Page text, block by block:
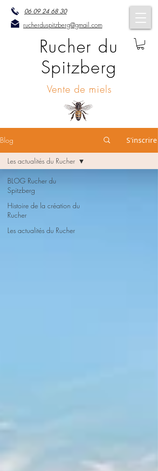
06 09 24 68 30
Rucher du
Spitzberg
rucherduspitzberg@gmail.com
Vente de miels
Blog S'inscrire
BLOG Rucher du
Spitzberg
Histoire de la création du
Rucher
Les actualités du Rucher
Les actualités du Rucher